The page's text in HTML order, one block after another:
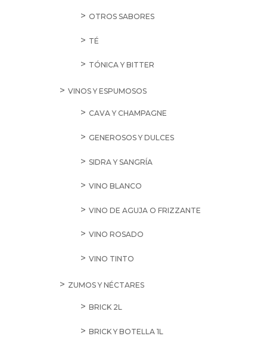
OTROS SABORES
TÉ
TÓNICA Y BITTER
VINOS Y ESPUMOSOS
CAVA Y CHAMPAGNE
GENEROSOS Y DULCES
SIDRA Y SANGRÍA
VINO BLANCO
VINO DE AGUJA O FRIZZANTE
VINO ROSADO
VINO TINTO
ZUMOS Y NÉCTARES
BRICK 2L
BRICK Y BOTELLA 1L